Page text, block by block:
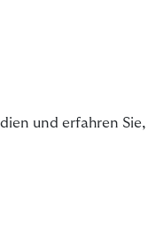
und erfahren Sie,